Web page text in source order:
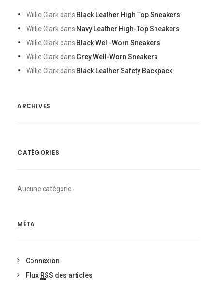
Willie Clark dans Black Leather High Top Sneakers
Willie Clark dans Navy Leather High-Top Sneakers
Willie Clark dans Black Well-Worn Sneakers
Willie Clark dans Grey Well-Worn Sneakers
Willie Clark dans Black Leather Safety Backpack
ARCHIVES
CATÉGORIES
Aucune catégorie
MÉTA
Connexion
Flux RSS des articles